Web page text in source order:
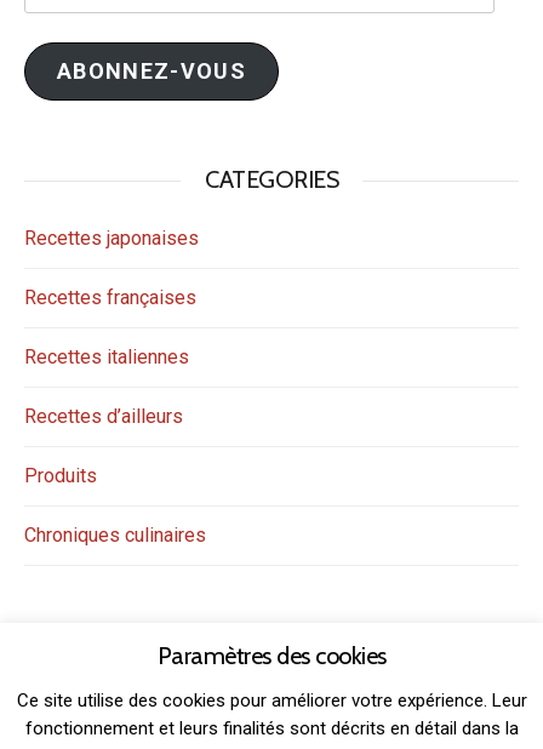
e-
mail
ABONNEZ-VOUS
CATEGORIES
Recettes japonaises
Recettes françaises
Recettes italiennes
Recettes d’ailleurs
Produits
Chroniques culinaires
Paramètres des cookies
Ce site utilise des cookies pour améliorer votre expérience. Leur
fonctionnement et leurs finalités sont décrits en détail dans la